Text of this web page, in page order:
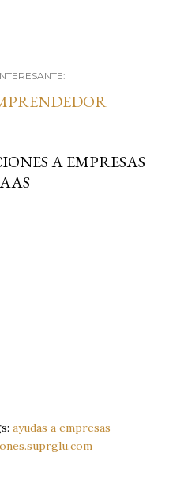
A EMPRESAS
ayudas a empresas